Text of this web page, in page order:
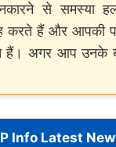
से समस्या
करते हैं और आपकी
अगर आप उनके
Info Latest